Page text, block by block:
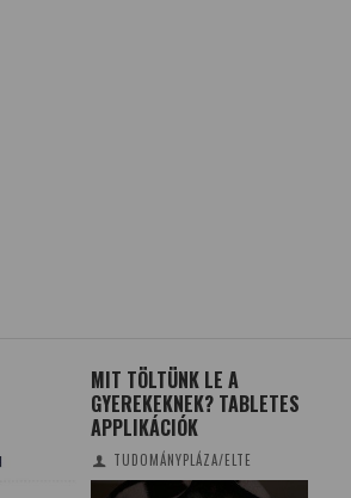
MIT TÖLTÜNK LE A
GYEREKEKNEK? TABLETES
APPLIKÁCIÓK
TUDOMÁNYPLÁZA/ELTE